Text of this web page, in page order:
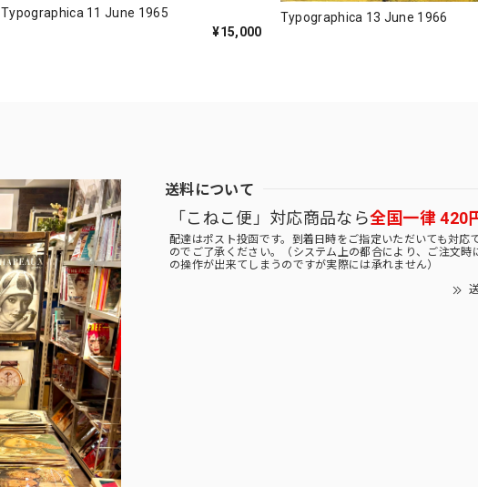
Typographica 11 June 1965
¥15,000
Typographica 13 June 1966
送料について
「こねこ便」対応商品なら全国一律 420
配達はポスト投函です。到着日時をご指定いただいても対応
のでご了承ください。（システム上の都合により、ご注文時
の操作が出来てしまうのですが実際には承れません）